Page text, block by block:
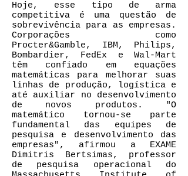
Hoje, esse tipo de arma
competitiva é uma questão de
sobrevivência para as empresas.
Corporações como
Procter&Gamble, IBM, Philips,
Bombardier, FedEx e Wal-Mart
têm confiado em equações
matemáticas para melhorar suas
linhas de produção, logística e
até auxiliar no desenvolvimento
de novos produtos. "O
matemático tornou-se parte
fundamental das equipes de
pesquisa e desenvolvimento das
empresas", afirmou a EXAME
Dimitris Bertsimas, professor
de pesquisa operacional do